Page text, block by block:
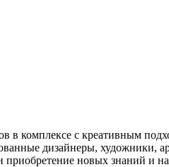
в комплексе с креативным
дизайнеры, художники,
приобретение новых знаний и